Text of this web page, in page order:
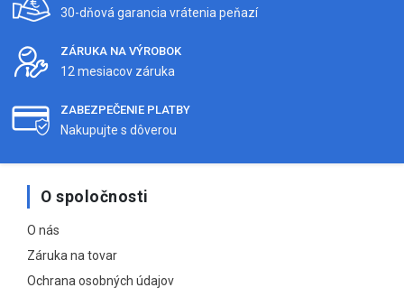
30-dňová garancia vrátenia peňazí
ZÁRUKA NA VÝROBOK
12 mesiacov záruka
ZABEZPEČENIE PLATBY
Nakupujte s dôverou
O spoločnosti
O nás
Záruka na tovar
Ochrana osobných údajov